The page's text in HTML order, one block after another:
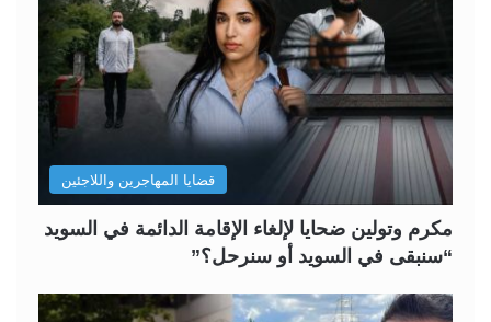
قضايا المهاجرين واللاجئين
مكرم وتولين ضحايا لإلغاء الإقامة الدائمة في السويد
“سنبقى في السويد أو سنرحل؟”